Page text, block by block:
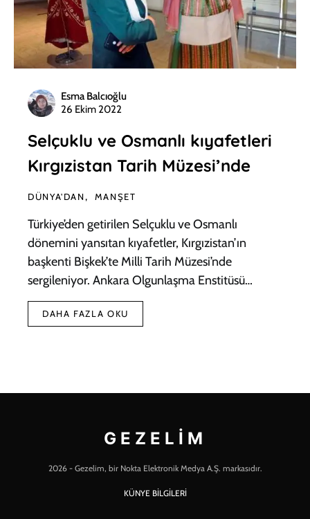
Esma Balcıoğlu
26 Ekim 2022
Selçuklu ve Osmanlı kıyafetleri
Kırgızistan Tarih Müzesi’nde
DÜNYA'DAN MANŞET
Türkiye’den getirilen Selçuklu ve Osmanlı
dönemini yansıtan kıyafetler, Kırgızistan’ın
başkenti Bişkek’te Milli Tarih Müzesi’nde
sergileniyor. Ankara Olgunlaşma Enstitüsü…
DAHA FAZLA OKU
GEZELIM
2026 - Gezelim, bir Nokta Elektronik Medya A.Ş. markasıdır.
KÜNYE BİLGİLERİ